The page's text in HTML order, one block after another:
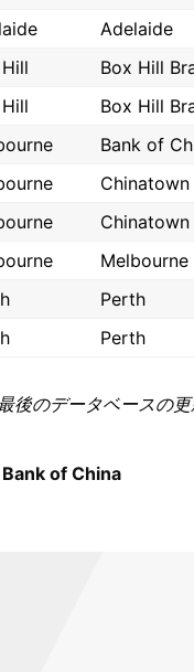
Adelaide
Box Hill
Box Hill
Bank of
Chinatown
Chinatown
Melbourne
Perth
Perth
後のデータベースの
Bank of China